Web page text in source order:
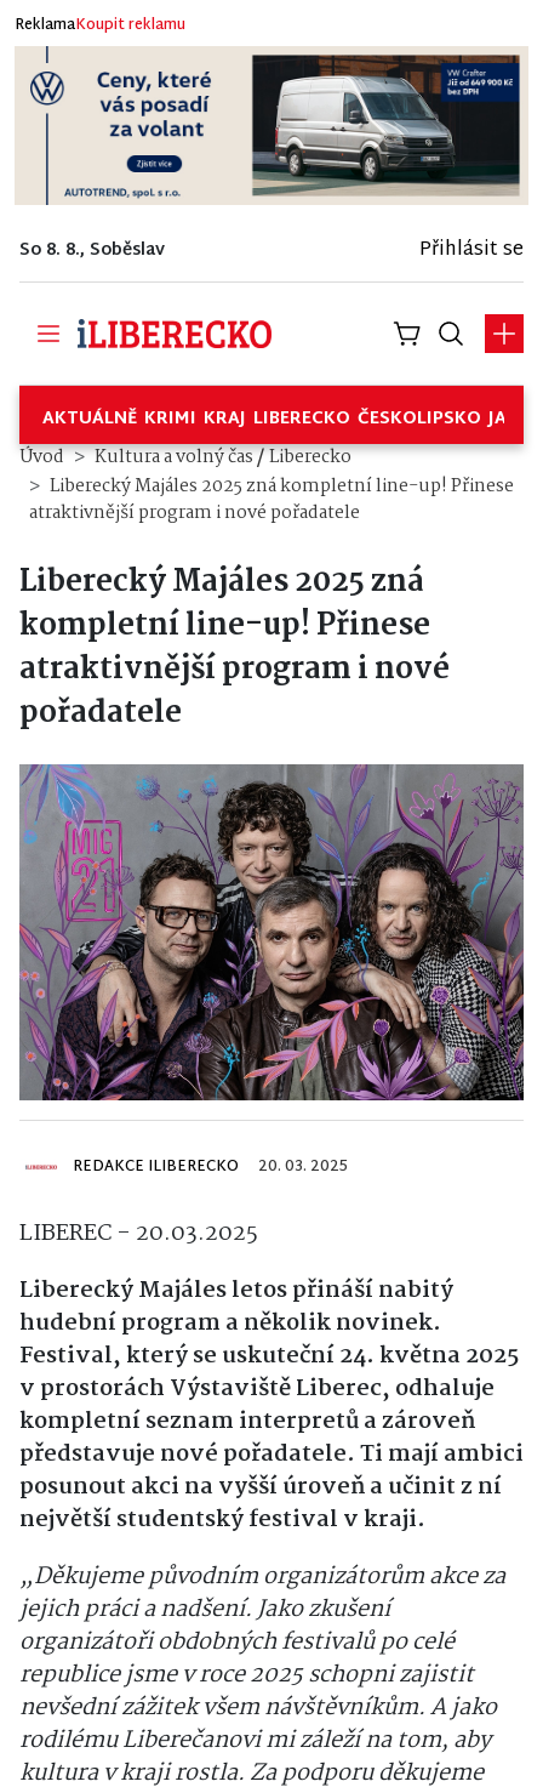
ReklamaKoupit reklamu
So 8. 8., Soběslav Přihlásit se
AKTUÁLNĚ KRIMI KRAJ LIBERECKO ČESKOLIPSKO
Úvod Kultura a volný čas/Liberecko
Liberecký Majáles 2025 zná kompletní line-up! Přinese
atraktivnější program i nové pořadatele
Liberecký Majáles 2025 zná
kompletní line-up! Přinese
atraktivnější program i nové
pořadatele
REDAKCE ILIBERECKO 20. 03. 2025
LIBEREC - 20.03.2025
Liberecký Majáles letos přináší nabitý
hudební program a několik novinek.
Festival, který se uskuteční 24. května 2025
v prostorách Výstaviště Liberec, odhaluje
kompletní seznam interpretů a zároveň
představuje nové pořadatele. Ti mají ambici
posunout akci na vyšší úroveň a učinit z ní
největší studentský festival v kraji.
„Děkujeme původním organizátorům akce za
jejich práci a nadšení. Jako zkušení
organizátoři obdobných festivalů po celé
republice jsme v roce 2025 schopni zajistit
nevšední zážitek všem návštěvníkům. A jako
rodilému Liberečanovi mi záleží na tom, aby
kultura v kraji rostla. Za podporu děkujeme